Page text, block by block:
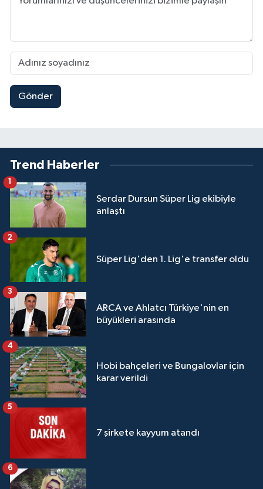
Gönder
Trend Haberler
Serdar Dursun Süper Lig ekibiyle
anlaştı
Süper Lig'den 1. Lig'e transfer oldu
2
ARCA ve Ahlatcı Türkiye'nin en
büyükleri arasında
3
Hobi bahçeleri ve Bungalovlar için
karar verildi
4
7 şirkete kayyum atandı
5
6